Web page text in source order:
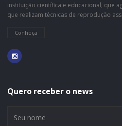
instituição científica e educacional, que
que realizam técnicas de reprodução
Conheça
Quero receber o news